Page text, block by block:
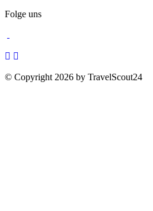
Folge uns
© Copyright 2026 by TravelScout24